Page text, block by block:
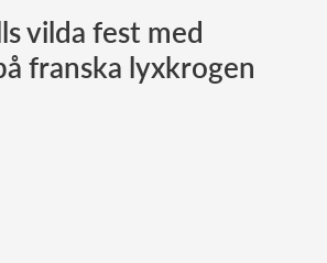
Norska kungahuset
Danska kungahuset
vilda fest med
franska lyxkrogen